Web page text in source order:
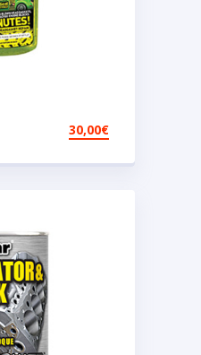
30,00€